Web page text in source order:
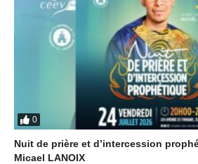
0
Nuit de prière et d’intercession
Micael LANOIX